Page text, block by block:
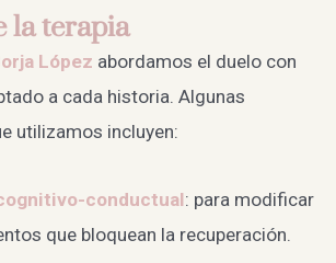
la terapia
López abordamos el duelo con
a cada historia. Algunas
utilizamos incluyen:
conductual: para modificar
que bloquean la recuperación.